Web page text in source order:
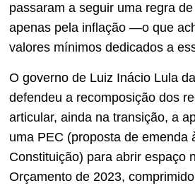
passaram a seguir uma regra
apenas pela inflação —o que
valores mínimos dedicados a
O governo de Luiz Inácio Lula
defendeu a recomposição dos
articular, ainda na transição, a
uma PEC (proposta de emenda
Constituição) para abrir espaço
Orçamento de 2023,